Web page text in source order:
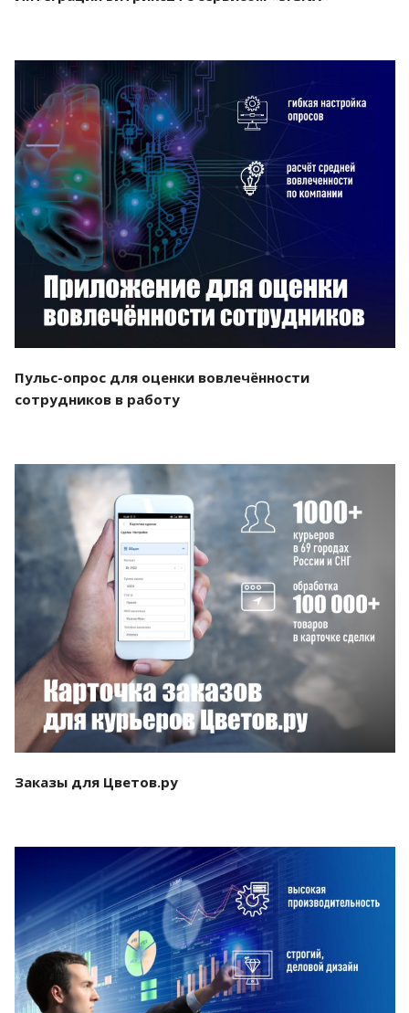
Смотреть проект
Пульс-опрос для оценки вовлечённости
сотрудников в работу
Смотреть проект
Заказы для Цветов.ру
Смотреть проект